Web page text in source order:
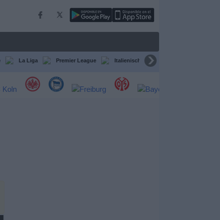
La Liga Premier League Italienische Serie A